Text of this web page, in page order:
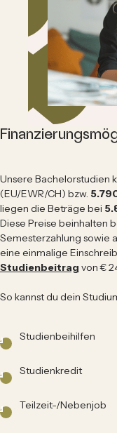
Unsere Bachelorstudien
(EU/EWR/CH) bzw.
liegen die Beträge bei
Diese Preise beinhalten
Semesterzahlung sowie
eine einmalige
Studienbeitrag von €
So kannst du dein
Studienbeihilfen
Studienkredit
Teilzeit-/Nebenjob